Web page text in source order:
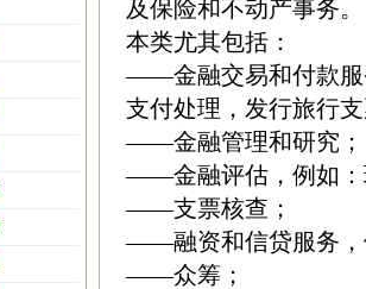
及保险和不动产事务。
本类尤其包括：
——金融交易和付款服
支付处理，发行旅行
——金融管理和研究；
——金融评估，例如：
——支票核查；
——融资和信贷服务，
——众筹；